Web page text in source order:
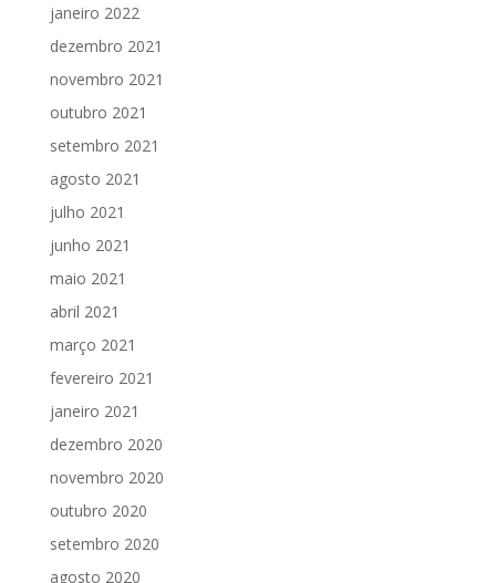
janeiro 2022
dezembro 2021
novembro 2021
outubro 2021
setembro 2021
agosto 2021
julho 2021
junho 2021
maio 2021
abril 2021
março 2021
fevereiro 2021
janeiro 2021
dezembro 2020
novembro 2020
outubro 2020
setembro 2020
agosto 2020